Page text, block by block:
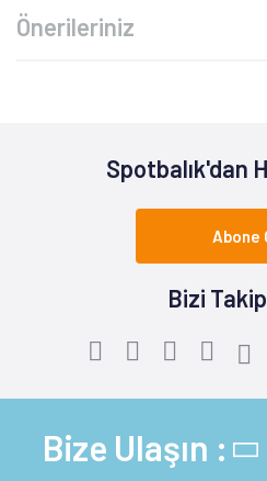
Önerileriniz
Spotbalık'dan
Abone
Bizi
Bize Ulaşın :